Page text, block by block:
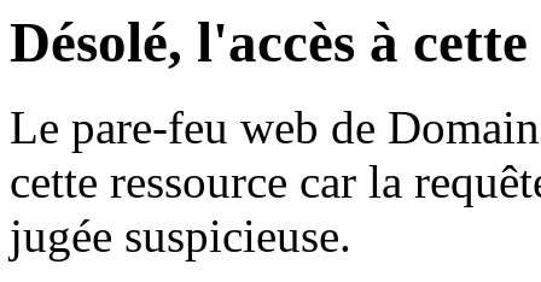
Désolé, l'accès à
Le pare-feu web de
cette ressource car la
jugée suspicieuse.